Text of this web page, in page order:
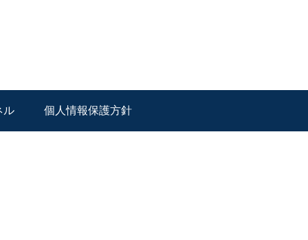
ル 個人情報保護方針